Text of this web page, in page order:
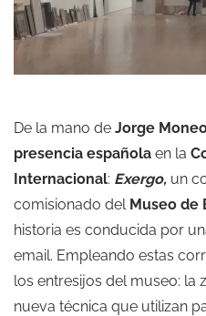
De la mano de Jorge
presencia española en la
Internacional: Exergo, un
comisionado del Museo de
historia es conducida por
email. Empleando estas
los entresijos del museo: la
nueva técnica que utilizan